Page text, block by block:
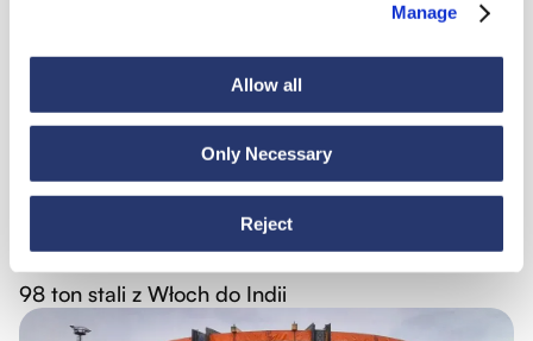
Manage
Allow all
Only Necessary
Reject
6 lipca 2026 Aktualności
98 ton stali z Włoch do Indii